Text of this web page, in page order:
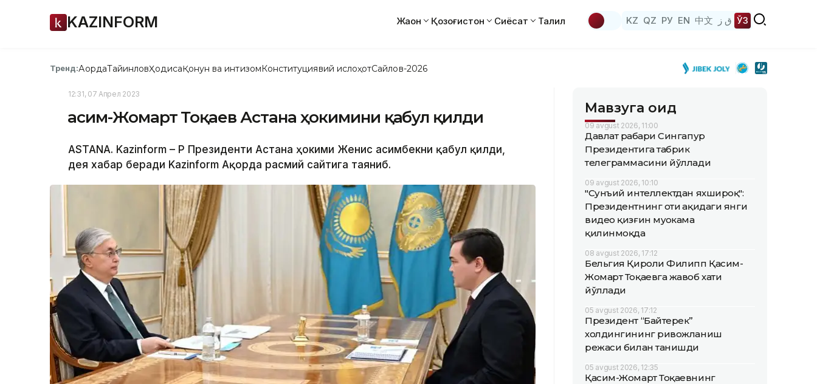
KAZINFORM Жаҳон Қозоғистон Сиёсат Таҳлил KZ QZ РУ EN 中文 ق ز ЎЗ
Тренд:АқордаТайинловҲодисаҚонун ва интизомКонституциявий ислоҳотСайлов-2026
12:31, 07 Апрел 2023
Қасим-Жомарт Тоқаев Астана ҳокимини қабул қилди
ASTANA. Kazinform – ҚР Президенти Астана ҳокими Женис Қасимбекни қабул қилди,
дея хабар беради Kazinform Ақорда расмий сайтига таяниб.
Мавзуга оид
09 avgust 2026, 11:00
Давлат раҳбари Сингапур
Президентига табрик
телеграммасини йўллади
09 avgust 2026, 10:10
"Сунъий интеллектдан яхшироқ":
Президентнинг оти ҳақидаги янги
видео қизғин муҳокама
қилинмоқда
08 avgust 2026, 17:12
Бельгия Қироли Филипп Қасим-
Жомарт Тоқаевга жавоб хати
йўллади
05 avgust 2026, 17:12
Президент “Байтерек”
холдингининг ривожланиш
режаси билан танишди
05 avgust 2026, 12:35
Қасим-Жомарт Тоқаевнинг